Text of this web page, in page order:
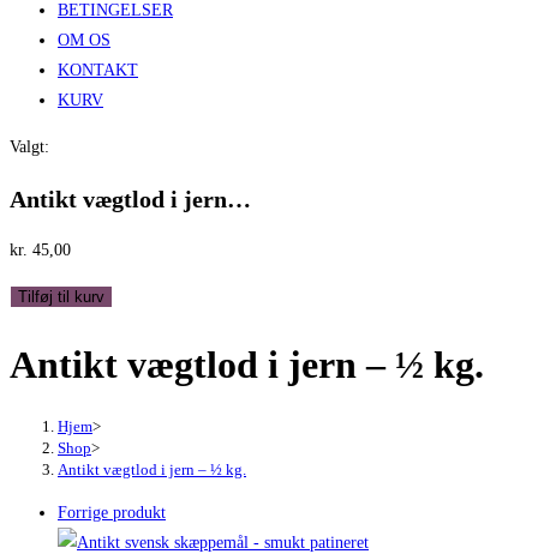
BETINGELSER
OM OS
KONTAKT
KURV
Valgt:
Antikt vægtlod i jern…
kr. 45,00
Antikt
Tilføj til kurv
Antikt vægtlod i jern – ½ kg.
Hjem>
Shop>
Antikt vægtlod i jern – ½ kg.
Forrige produkt